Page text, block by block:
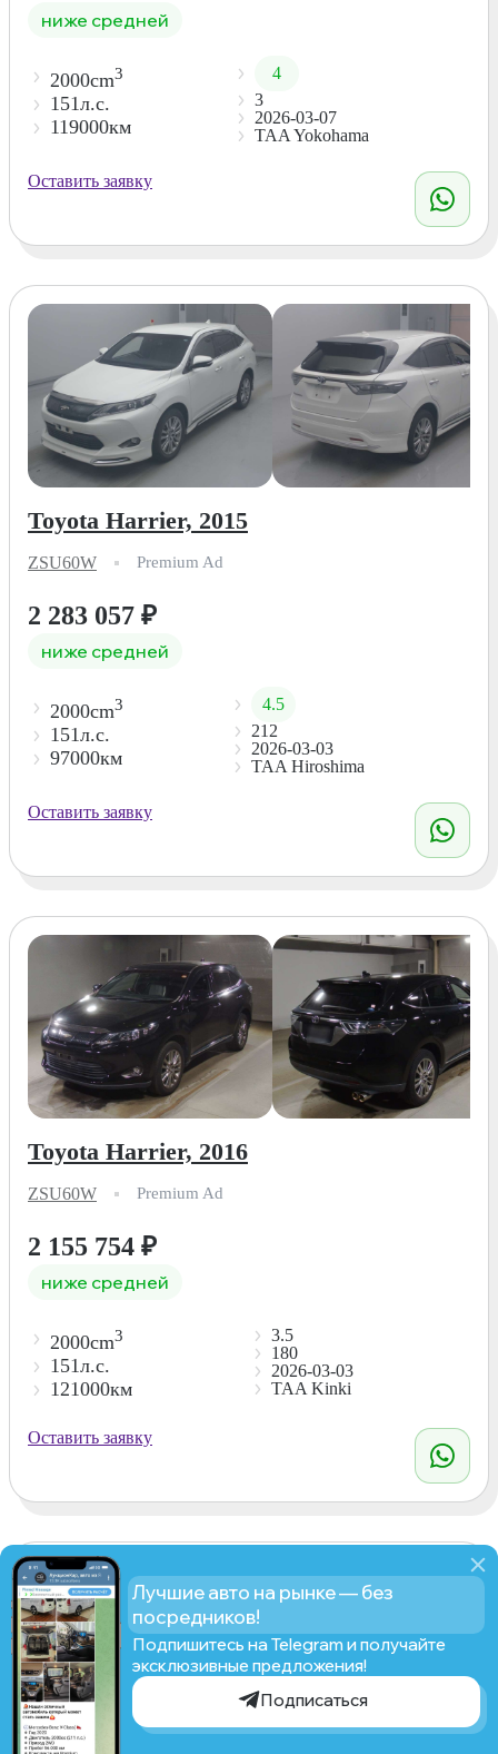
Рассчитать стоимость
ниже средней
2000cm3
151л.с.
119000км
4
3
2026-03-07
TAA Yokohama
Оставить заявку
Toyota Harrier, 2015
ZSU60W Premium Ad
2 283 057 ₽
ниже средней
2000cm3
151л.с.
97000км
4.5
212
2026-03-03
TAA Hiroshima
Оставить заявку
Toyota Harrier, 2016
ZSU60W Premium Ad
2 155 754 ₽
ниже средней
2000cm3
151л.с.
121000км
3.5
180
2026-03-03
TAA Kinki
Оставить заявку
Лучшие авто на рынке — без
посредников!
Подпишитесь на Telegram и получайте
эксклюзивные предложения!
Подписаться